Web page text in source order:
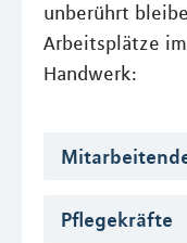
unberührt
Arbeitsplätze
Handwerk:
Pflegekräfte